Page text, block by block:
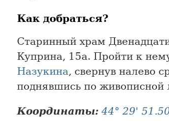
Как добраться?
Старинный храм
Куприна, 15а. Пройти к
Назукина, свернув налево
поднявшись по живописной
Координаты: 44° 29'